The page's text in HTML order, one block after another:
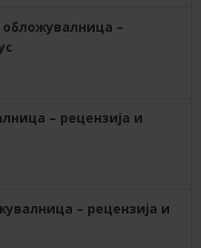
обложувалница –
– рецензија и
– рецензија и